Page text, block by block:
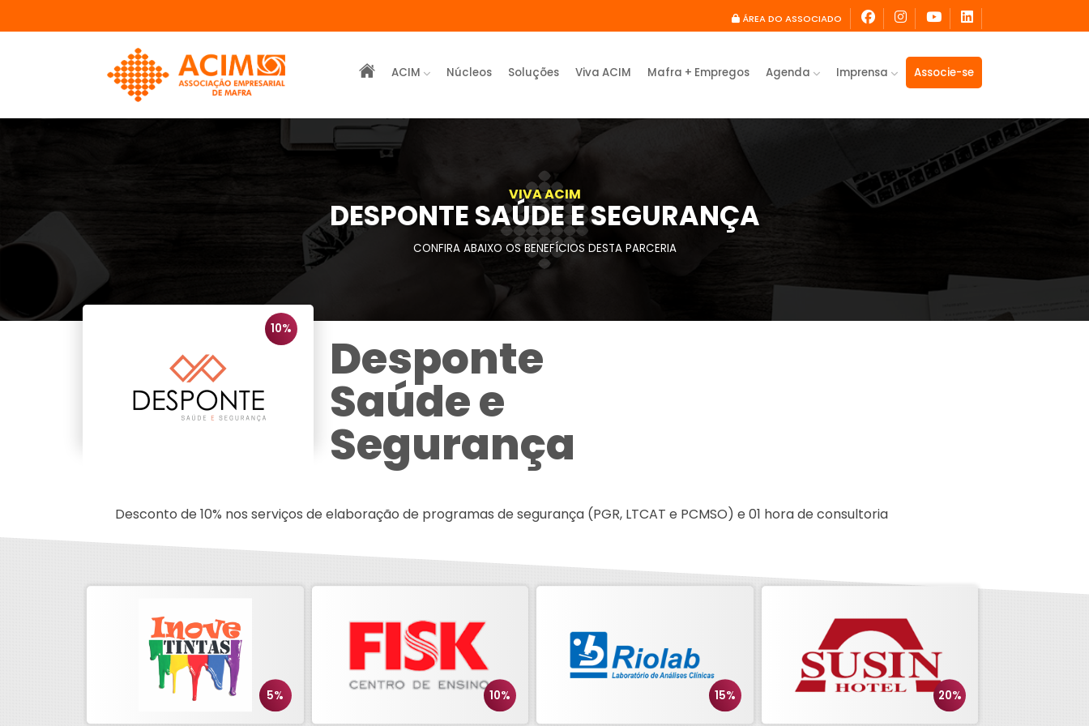
ÁREA DO ASSOCIADO
ACIM Núcleos Soluções Viva ACIM Mafra + Empregos Agenda Imprensa Associe-se
VIVA ACIM
DESPONTE SAÚDE E SEGURANÇA
CONFIRA ABAIXO OS BENEFÍCIOS DESTA PARCERIA
10% Desponte
Saúde e
Segurança
Desconto de 10% nos serviços de elaboração de programas de segurança (PGR, LTCAT e PCMSO) e 01 hora de consultoria
5% 10% 15% 20%